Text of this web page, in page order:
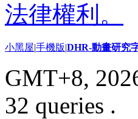
法律權利。
小黑屋|手機版|DHR-動畫研究
GMT+8,
32 queries .